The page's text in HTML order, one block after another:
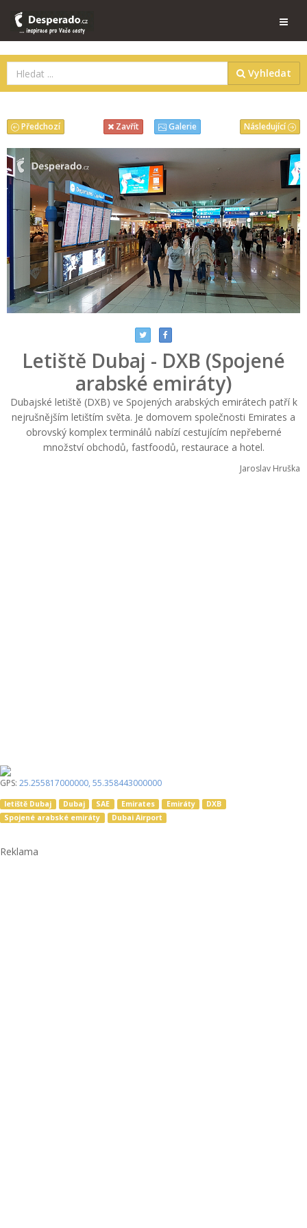
Vyhledat
Následující
Předchozí Zavřít Galerie
Letiště Dubaj - DXB (Spojené
arabské emiráty)
Dubajské letiště (DXB) ve Spojených arabských emirátech patří k
nejrušnějším letištím světa. Je domovem společnosti Emirates a
obrovský komplex terminálů nabízí cestujícím nepřeberné
množství obchodů, fastfoodů, restaurace a hotel.
Jaroslav Hruška
GPS: 25.255817000000, 55.358443000000
letiště Dubaj Dubaj SAE Emirates Emiráty
DXB
Spojené arabské emiráty
Dubai Airport
Reklama